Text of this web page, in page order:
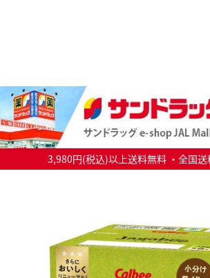
3,980円(税込)以上送料無料 ・全国